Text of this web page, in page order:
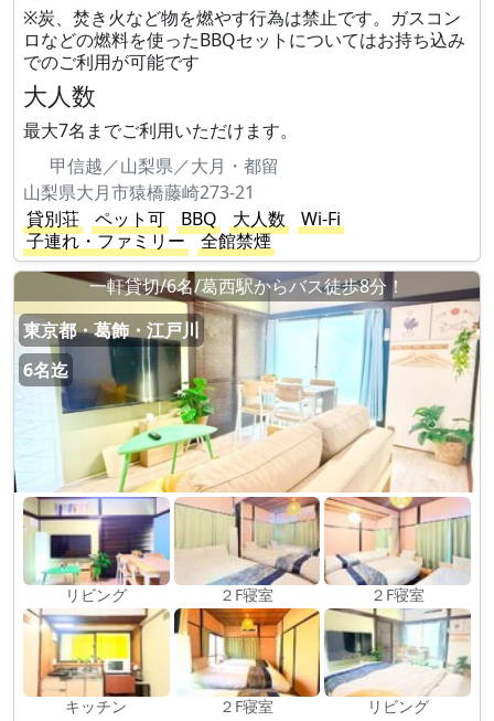
※炭、焚き火など物を燃やす行為は禁止です。ガスコン
ロなどの燃料を使ったBBQセットについてはお持ち込み
でのご利用が可能です
大人数
最大7名までご利用いただけます。
甲信越／山梨県／大月・都留
山梨県大月市猿橋藤崎273-21
貸別荘
ペット可 BBQ 大人数
Wi-Fi
子連れ・ファミリー
全館禁煙
一軒貸切/6名/葛西駅からバス徒歩8分！
東京都・葛飾・江戸川
6名迄
リビング ２F寝室 ２F寝室
キッチン ２F寝室 リビング